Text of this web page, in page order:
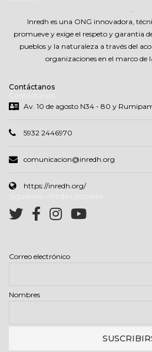
Inredh es una ONG innovadora,
promueve y exige el respeto y garantia
pueblos y la naturaleza a través del
organizaciones en el marco de
Contáctanos
Av. 10 de agosto N34 - 80 y
5932 2446970
comunicacion@inredh.org
https://inredh.org/
Correo electrónico
Nombres